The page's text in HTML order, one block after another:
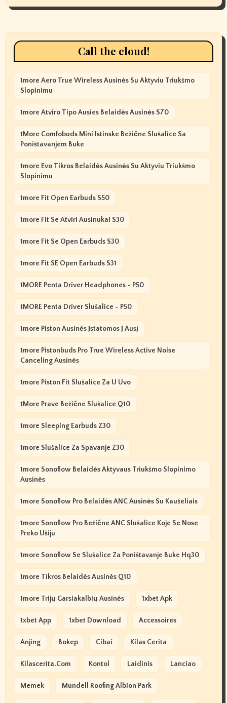
Call the cloud!
1more Aero True Wireless Ausinės Su Aktyviu Triukšmo
Slopinimu
1more Atviro Tipo Ausies Belaidės Ausinės S70
1More Comfobuds Mini Istinske Bežične Slušalice Sa
Poništavanjem Buke
1more Evo Tikros Belaidės Ausinės Su Aktyviu Triukšmo
Slopinimu
1more Fit Open Earbuds S50
1more Fit Se Atviri Ausinukai S30
1more Fit Se Open Earbuds S30
1more Fit SE Open Earbuds S31
1MORE Penta Driver Headphones - P50
1MORE Penta Driver Slušalice - P50
1more Piston Ausinės Įstatomos Į Ausį
1more Pistonbuds Pro True Wireless Active Noise
Canceling Ausinės
1more Piston Fit Slušalice Za U Uvo
1More Prave Bežične Slušalice Q10
1more Sleeping Earbuds Z30
1more Slušalice Za Spavanje Z30
1more Sonoflow Belaidės Aktyvaus Triukšmo Slopinimo
Ausinės
1more Sonoflow Pro Belaidės ANC Ausinės Su Kaušeliais
1more Sonoflow Pro Bežične ANC Slušalice Koje Se Nose
Preko Ušiju
1more Sonoflow Se Slušalice Za Poništavanje Buke Hq30
1more Tikros Belaidės Ausinės Q10
1more Trijų Garsiakalbių Ausinės 1xbet Apk
1xbet App 1xbet Download Accessoires
Anjing Bokep Cibai Kilas Cerita
Kilascerita.com Kontol Laidinis Lanciao
Memek Mundell Roofing Albion Park